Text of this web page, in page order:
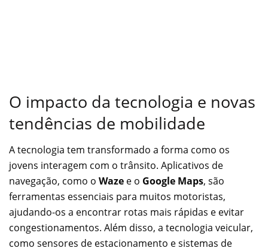
O impacto da tecnologia e novas
tendências de mobilidade
A tecnologia tem transformado a forma como os
jovens interagem com o trânsito. Aplicativos de
navegação, como o Waze e o Google Maps, são
ferramentas essenciais para muitos motoristas,
ajudando-os a encontrar rotas mais rápidas e evitar
congestionamentos. Além disso, a tecnologia veicular,
como sensores de estacionamento e sistemas de